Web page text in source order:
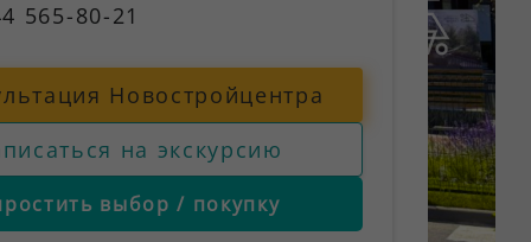
565-80-21
Новостройцентра
на экскурсию
выбор / покупку